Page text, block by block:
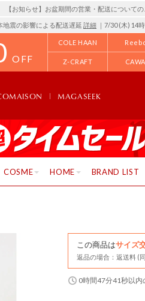
【お知らせ】お盆期間の営業・配送について
地震の影響による配送遅延 詳細 ｜7/30 (木) 14
OFF
COLE HAAN
Z-CRAFT
MAGASEEK
COSME HOME BRAND LIST
この商品はサイズ
返品の場合：返送料 (
0時間47分41秒以内